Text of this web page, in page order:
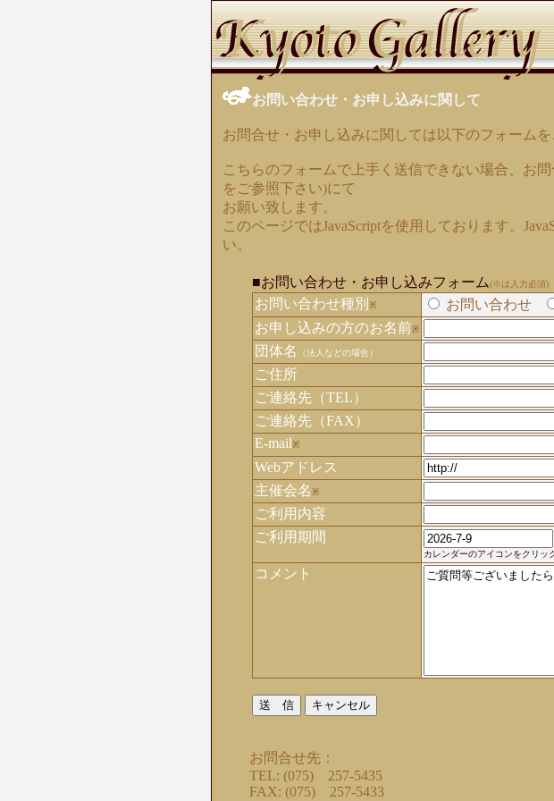
お問い合わせ・お申し込みに関して
お問合せ・お申し込みに関しては以下のフォームを
こちらのフォームで上手く送信できない場合、お
をご参照下さい)にて
お願い致します。
このページではJavaScriptを使用しております。
い。
■お問い合わせ・お申し込みフォーム(※は入力必須)
お問い合わせ種別 ※ お問い合わせ
お申し込みの方のお名前※
団体名 （法人などの場合）
ご住所
ご連絡先（TEL）
ご連絡先（FAX）
E-mail※
Webアドレス
主催会名※
ご利用内容
ご利用期間
カレンダーのアイコンをクリッ
コメント
お問合せ先：
TEL: (075) 257-5435
FAX: (075) 257-5433